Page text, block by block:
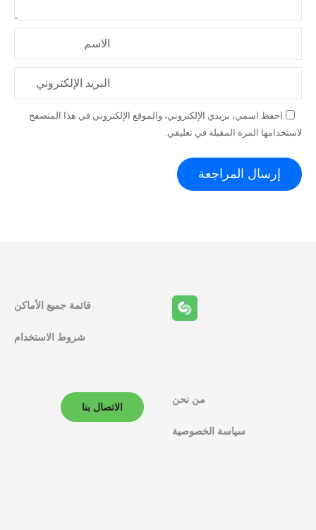
الاسم
البريد الإلكتروني
احفظ اسمي، بريدي الإلكتروني، والموقع الإلكتروني في هذا المتصفح
لاستخدامها المرة المقبلة في تعليقي.
قائمة جميع الأماكن
شروط الاستخدام
من نحن
سياسة الخصوصية
الاتصال بنا